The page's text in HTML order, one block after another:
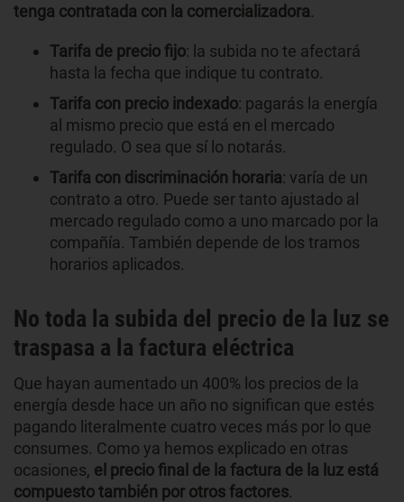
tenga contratada con la comercializadora.
Tarifa de precio fijo: la subida no te afectará
hasta la fecha que indique tu contrato.
Tarifa con precio indexado: pagarás la energía
al mismo precio que está en el mercado
regulado. O sea que sí lo notarás.
Tarifa con discriminación horaria: varía de un
contrato a otro. Puede ser tanto ajustado al
mercado regulado como a uno marcado por la
compañía. También depende de los tramos
horarios aplicados.
No toda la subida del precio de la luz se
traspasa a la factura eléctrica
Que hayan aumentado un 400% los precios de la
energía desde hace un año no significan que estés
pagando literalmente cuatro veces más por lo que
consumes. Como ya hemos explicado en otras
ocasiones, el precio final de la factura de la luz está
compuesto también por otros factores.